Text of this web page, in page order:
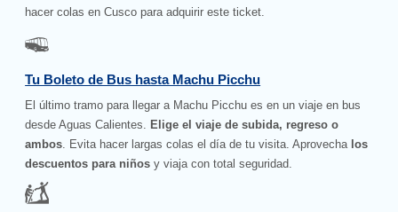
hacer colas en Cusco para adquirir este ticket.
Tu Boleto de Bus hasta Machu Picchu
El último tramo para llegar a Machu Picchu es en un viaje en bus
desde Aguas Calientes. Elige el viaje de subida, regreso o
ambos . Evita hacer largas colas el día de tu visita. Aprovecha los
descuentos para niños y viaja con total seguridad.